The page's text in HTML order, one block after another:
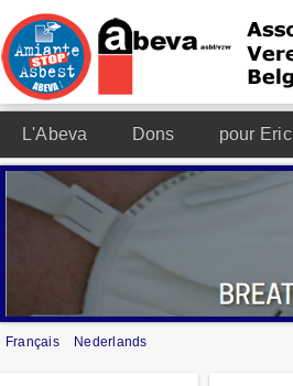
L'Abeva Dons pour Eric
Français Nederlands